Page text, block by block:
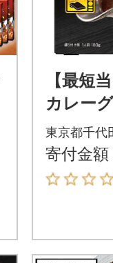
【最短
カレー
風カレ
ーズカ
個)
東京都千代
寄付金額